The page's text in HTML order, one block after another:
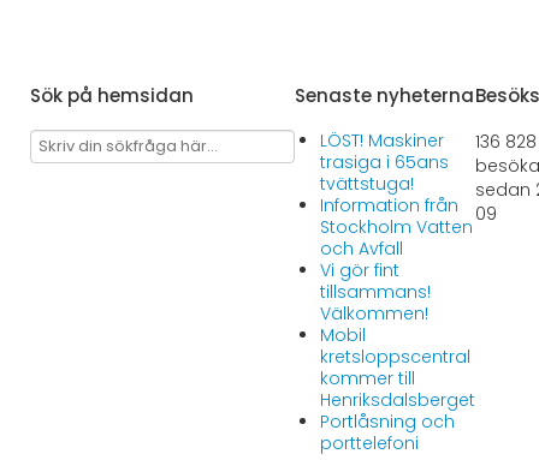
Sök på hemsidan Senaste nyheterna
LÖST! Maskiner
trasiga i 65ans
tvättstuga!
Information från
Stockholm Vatten
och Avfall
Vi gör fint
tillsammans!
Välkommen!
Mobil
kretsloppscentral
kommer till
Henriksdalsberget
Portlåsning och
porttelefoni
136 828
sedan
09